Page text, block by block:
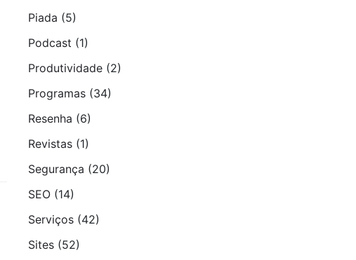
Piada (5)
Podcast (1)
Produtividade (2)
Programas (34)
Resenha (6)
Revistas (1)
Segurança (20)
SEO (14)
Serviços (42)
Sites (52)